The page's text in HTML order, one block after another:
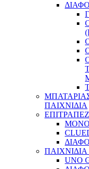
ΠΑΙΧΝΙΔΙΑ
UNO